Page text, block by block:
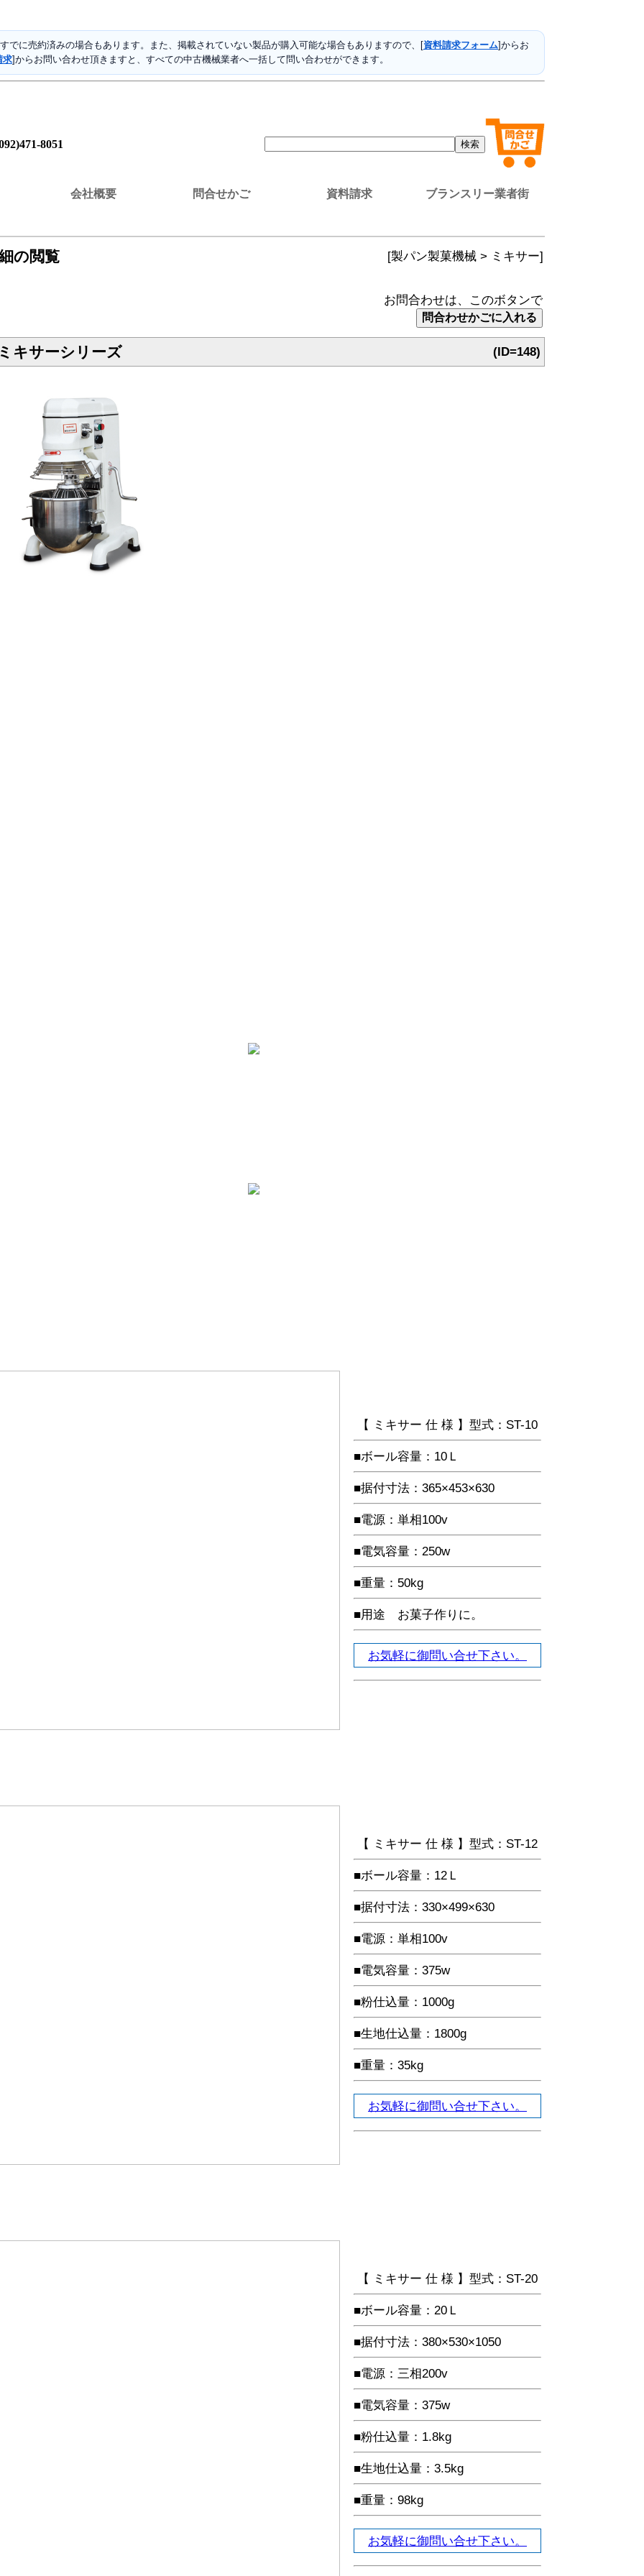
でに売約済みの場合もあります。また、掲載されていない製品が購入可能な場合もありますので、[資料請求フォーム]からお
求]からお問い合わせ頂きますと、すべての中古機械業者へ一括して問い合わせができます。
8051
会社概要 問合せかご 資料請求 ブランスリー業者街
の閲覧 [製パン製菓機械 > ミキサー]
お問合わせは、このボタンで
キサーシリーズ (ID=148)
【 ミキサー 仕 様 】型式：ST-10
■ボール容量：10Ｌ
■据付寸法：365×453×630
■電源：単相100v
■電気容量：250w
■重量：50kg
■用途 お菓子作りに。
お気軽に御問い合せ下さい。
【 ミキサー 仕 様 】型式：ST-12
■ボール容量：12Ｌ
■据付寸法：330×499×630
■電源：単相100v
■電気容量：375w
■粉仕込量：1000g
■生地仕込量：1800g
■重量：35kg
お気軽に御問い合せ下さい。
【 ミキサー 仕 様 】型式：ST-20
■ボール容量：20Ｌ
■据付寸法：380×530×1050
■電源：三相200v
■電気容量：375w
■粉仕込量：1.8kg
■生地仕込量：3.5kg
■重量：98kg
お気軽に御問い合せ下さい。